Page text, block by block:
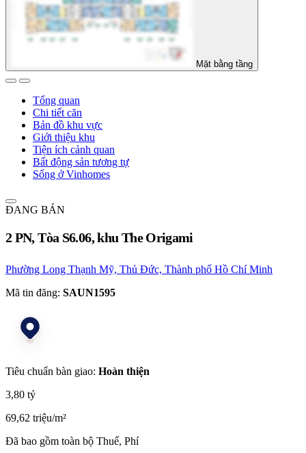
Mặt bằng tầng
Tổng quan
Chi tiết căn
Bản đồ khu vực
Giới thiệu khu
Tiện ích cảnh quan
Bất động sản tương tự
Sống ở Vinhomes
ĐANG BÁN
2 PN, Tòa S6.06, khu The Origami
Phường Long Thạnh Mỹ, Thủ Đức, Thành phố Hồ Chí Minh
Mã tin đăng: SAUN1595
Tiêu chuẩn bàn giao: Hoàn thiện
3,80 tỷ
69,62 triệu/m²
Đã bao gồm toàn bộ Thuế, Phí